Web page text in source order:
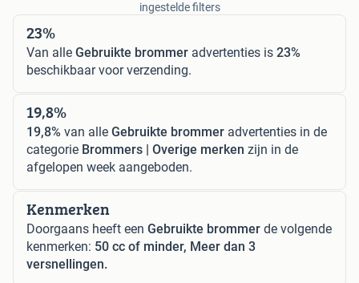
ingestelde filters
23%
Van alle Gebruikte brommer advertenties is 23%
beschikbaar voor verzending.
19,8%
19,8% van alle Gebruikte brommer advertenties in de
categorie Brommers | Overige merken zijn in de
afgelopen week aangeboden.
Kenmerken
Doorgaans heeft een Gebruikte brommer de volgende
kenmerken: 50 cc of minder, Meer dan 3
versnellingen.